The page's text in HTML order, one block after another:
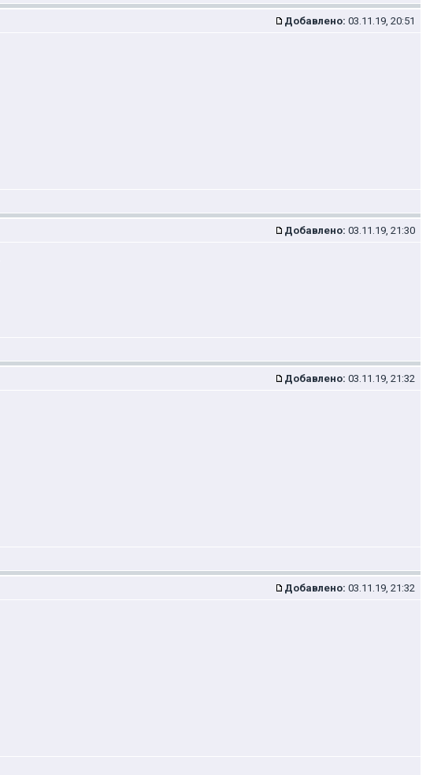
Добавлено: 03.11.19, 20:51
Добавлено: 03.11.19, 21:30
Добавлено: 03.11.19, 21:32
Добавлено: 03.11.19, 21:32